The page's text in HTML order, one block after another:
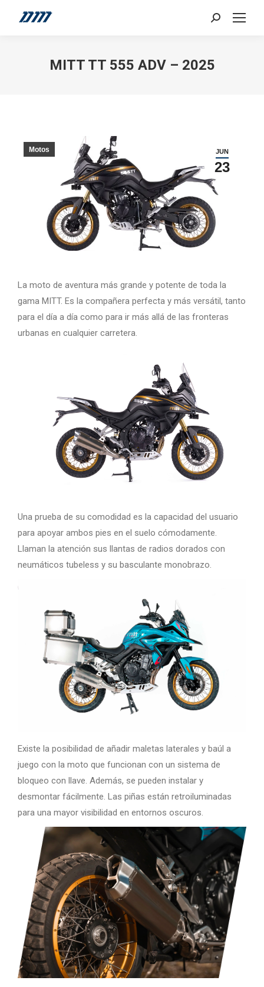
Search:
MITT TT 555 ADV – 2025
JUN
23
Motos
La moto de aventura más grande y potente de toda la
gama MITT. Es la compañera perfecta y más versátil, tanto
para el día a día como para ir más allá de las fronteras
urbanas en cualquier carretera.
Una prueba de su comodidad es la capacidad del usuario
para apoyar ambos pies en el suelo cómodamente.
Llaman la atención sus llantas de radios dorados con
neumáticos tubeless y su basculante monobrazo.
Existe la posibilidad de añadir maletas laterales y baúl a
juego con la moto que funcionan con un sistema de
bloqueo con llave. Además, se pueden instalar y
desmontar fácilmente. Las piñas están retroiluminadas
para una mayor visibilidad en entornos oscuros.